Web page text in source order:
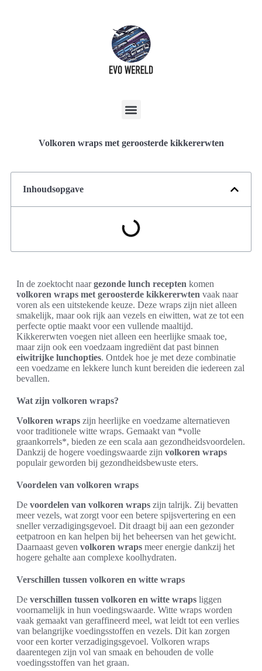
Volkoren wraps met geroosterde kikkererwten
Inhoudsopgave
In de zoektocht naargezonde lunch recepten komen
volkoren wraps met geroosterde kikkererwten vaak naar
voren als een uitstekende keuze. Deze wraps zijn niet alleen
smakelijk, maar ook rijk aan vezels en eiwitten, wat ze tot een
perfecte optie maakt voor een vullende maaltijd.
Kikkererwten voegen niet alleen een heerlijke smaak toe,
maar zijn ook een voedzaam ingrediënt dat past binnen
eiwitrijke lunchopties. Ontdek hoe je met deze combinatie
een voedzame en lekkere lunch kunt bereiden die iedereen zal
bevallen.
Wat zijn volkoren wraps?
Volkoren wraps zijn heerlijke en voedzame alternatieven
voor traditionele witte wraps. Gemaakt van *volle
graankorrels*, bieden ze een scala aan gezondheidsvoordelen.
Dankzij de hogere voedingswaarde zijn volkoren wraps
populair geworden bij gezondheidsbewuste eters.
Voordelen van volkoren wraps
De voordelen van volkoren wraps zijn talrijk. Zij bevatten
meer vezels, wat zorgt voor een betere spijsvertering en een
sneller verzadigingsgevoel. Dit draagt bij aan een gezonder
eetpatroon en kan helpen bij het beheersen van het gewicht.
Daarnaast geven volkoren wraps meer energie dankzij het
hogere gehalte aan complexe koolhydraten.
Verschillen tussen volkoren en witte wraps
De verschillen tussen volkoren en witte wraps liggen
voornamelijk in hun voedingswaarde. Witte wraps worden
vaak gemaakt van geraffineerd meel, wat leidt tot een verlies
van belangrijke voedingsstoffen en vezels. Dit kan zorgen
voor een korter verzadigingsgevoel. Volkoren wraps
daarentegen zijn vol van smaak en behouden de volle
voedingsstoffen van het graan.